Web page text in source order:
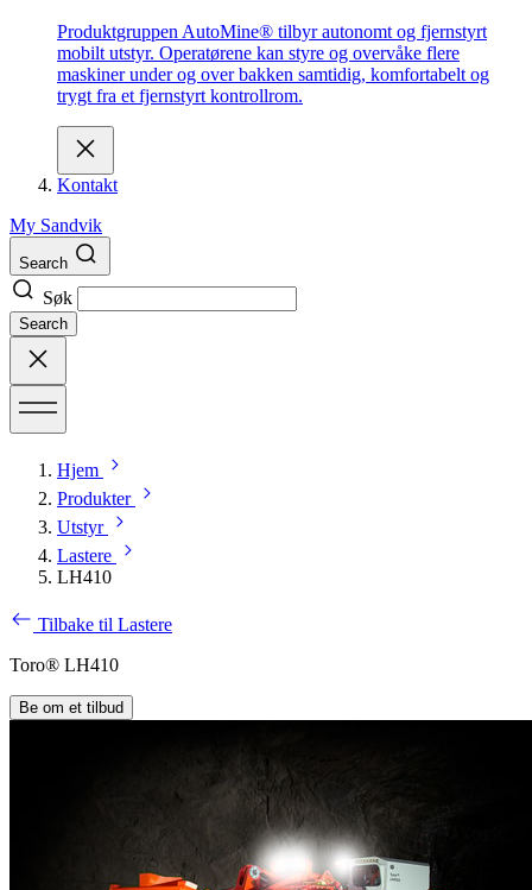
Produktgruppen AutoMine® tilbyr autonomt og fjernstyrt
mobilt utstyr. Operatørene kan styre og overvåke flere
maskiner under og over bakken samtidig, komfortabelt og
trygt fra et fjernstyrt kontrollrom.
Kontakt
My Sandvik
Search
Søk
Search
Hjem
Produkter
Utstyr
Lastere
LH410
Tilbake til Lastere
Toro® LH410
Be om et tilbud